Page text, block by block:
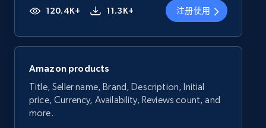
120.4K+ 11.3K+ 注册使用
Amazon products
Title, Seller name, Brand, Description, Initial
price, Currency, Availability, Reviews count, and
more.